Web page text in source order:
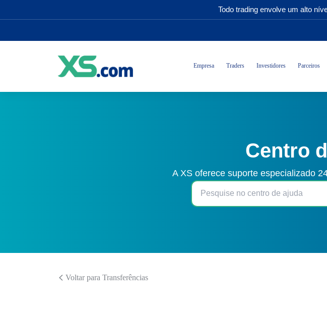
Todo trading envolve um alto
Empresa Traders Investidores Parceiros
Centro
A XS oferece suporte especializado
Voltar para Transferências